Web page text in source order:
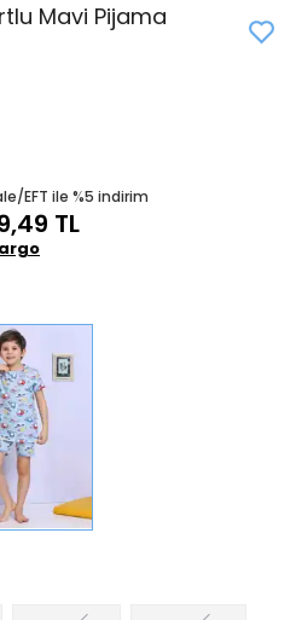
Mavi Pijama
EFT ile %5 indirim
TL